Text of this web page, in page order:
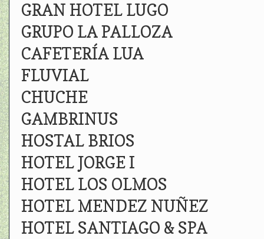
GRAN HOTEL LUGO
GRUPO LA PALLOZA
CAFETERÍA LUA
FLUVIAL
CHUCHE
GAMBRINUS
HOSTAL BRIOS
HOTEL JORGE I
HOTEL LOS OLMOS
HOTEL MENDEZ NUÑEZ
HOTEL SANTIAGO & SPA